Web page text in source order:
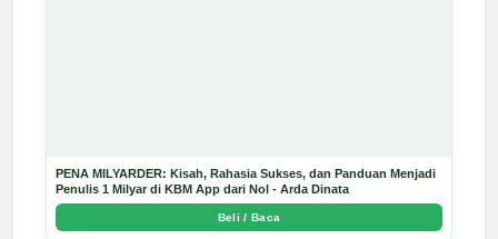
PENA MILYARDER: Kisah, Rahasia Sukses, dan Panduan Menjadi
Penulis 1 Milyar di KBM App dari Nol - Arda Dinata
Beli / Baca